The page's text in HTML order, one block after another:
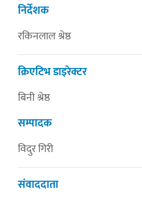
निर्देशक
रकिनलाल श्रेष्ठ
क्रिएटिभ डाइरेक्टर
बिनी श्रेष्ठ
सम्पादक
विदुर गिरी
संवाददाता